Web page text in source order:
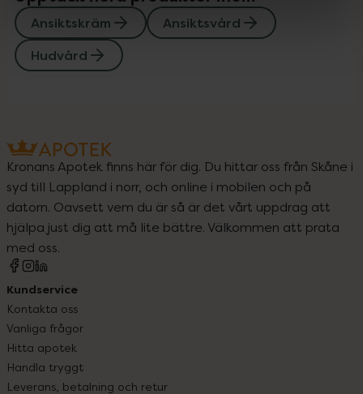
Ansiktskräm
Ansiktsvård
Hudvård
Kronans Apotek finns här för dig. Du hittar oss från Skåne i
syd till Lappland i norr, och online i mobilen och på
datorn. Oavsett vem du är så är det vårt uppdrag att
hjälpa just dig att må lite bättre. Välkommen att prata
med oss.
Kundservice
Kontakta oss
Vanliga frågor
Hitta apotek
Handla tryggt
Leverans, betalning och retur